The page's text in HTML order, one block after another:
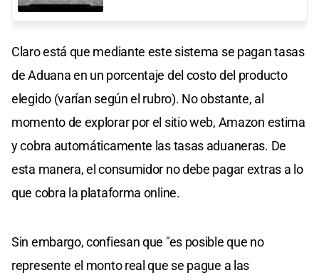
Claro está que mediante este sistema se pagan tasas
de Aduana en un porcentaje del costo del producto
elegido (varían según el rubro). No obstante, al
momento de explorar por el sitio web, Amazon estima
y cobra automáticamente las tasas aduaneras. De
esta manera, el consumidor no debe pagar extras a lo
que cobra la plataforma online.
Sin embargo, confiesan que "es posible que no
represente el monto real que se pague a las